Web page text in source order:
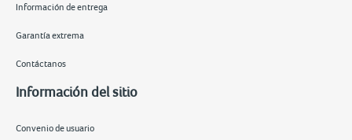
Información de entrega
Garantía extrema
Contáctanos
Información del sitio
Convenio de usuario